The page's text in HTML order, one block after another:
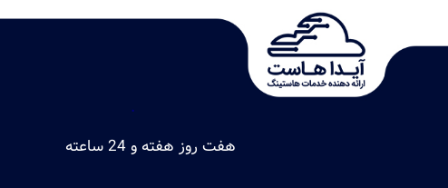
.
هفت روز هفته و 24 ساعته